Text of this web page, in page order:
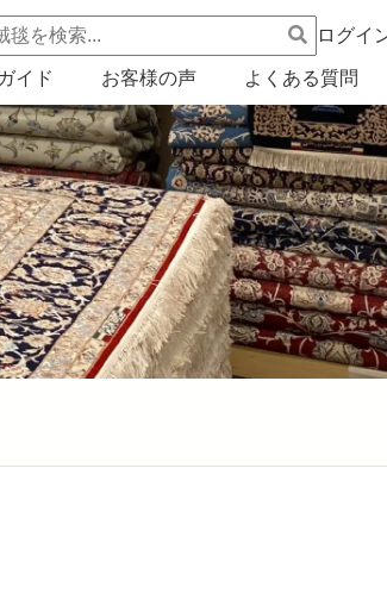
ログイ
イド お客様の声 よくある質問